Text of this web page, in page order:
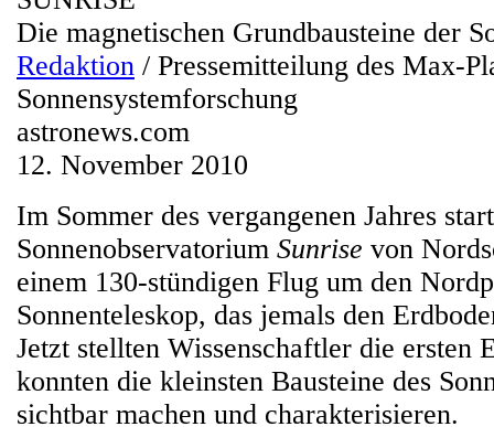
Die magnetischen Grundbausteine der
Redaktion / Pressemitteilung des Max-
Sonnensystemforschung
astronews.com
12. November 2010
Im Sommer des vergangenen Jahres
Sonnenobservatorium Sunrise von
einem 130-stündigen Flug um den
Sonnenteleskop, das jemals den
Jetzt stellten Wissenschaftler die ersten
konnten die kleinsten Bausteine des
sichtbar machen und charakterisieren.